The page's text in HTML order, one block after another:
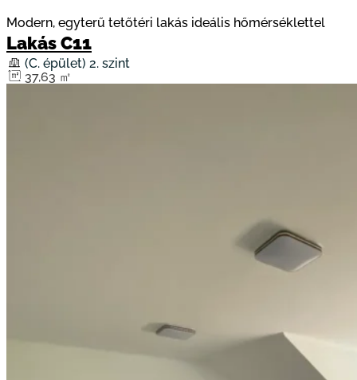
Modern, egyterű tetőtéri lakás ideális hőmérséklettel
Lakás C11
(C. épület) 2. szint
37,63 ㎡